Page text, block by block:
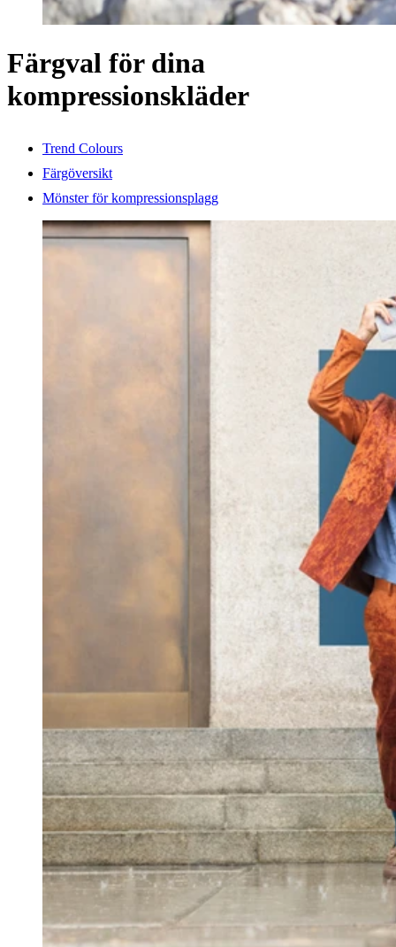
Färgval för dina
kompressionskläder
Trend Colours
Färgöversikt
Mönster för kompressionsplagg